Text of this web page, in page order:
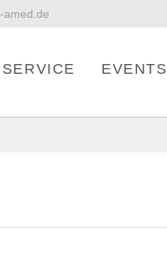
amed.de
SERVICE EVENTS